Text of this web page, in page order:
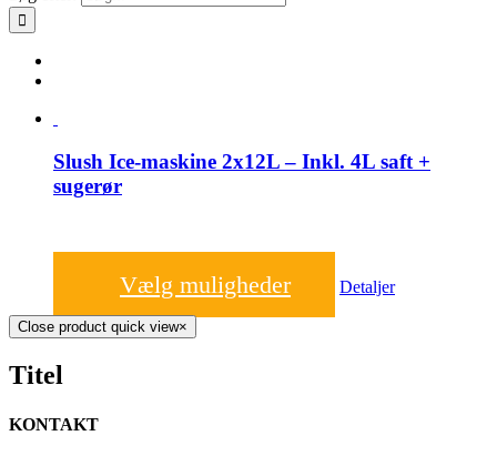
Slush Ice-maskine 2x12L – Inkl. 4L saft +
sugerør
Vælg muligheder Detaljer
Close product quick view×
Titel
KONTAKT